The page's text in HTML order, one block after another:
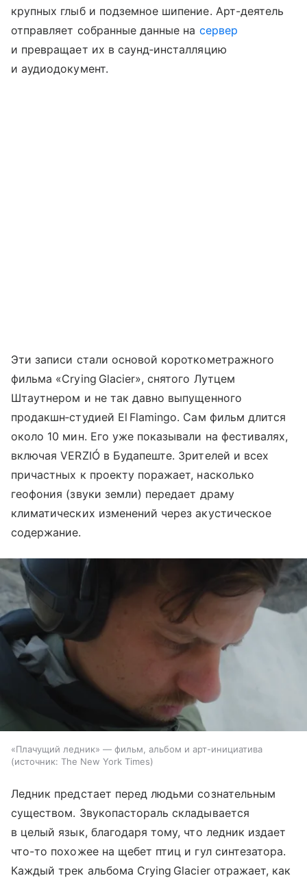
крупных глыб и подземное шипение. Арт-деятель
отправляет собранные данные на сервер
и превращает их в саунд‑инсталляцию
и аудиодокумент.
Эти записи стали основой короткометражного
фильма «Crying Glacier», снятого Лутцем
Штаутнером и не так давно выпущенного
продакшн‑студией El Flamingo. Сам фильм длится
около 10 мин. Его уже показывали на фестивалях,
включая VERZIÓ в Будапеште. Зрителей и всех
причастных к проекту поражает, насколько
геофония (звуки земли) передает драму
климатических изменений через акустическое
содержание.
«Плачущий ледник» — фильм, альбом и арт-инициатива
источник: The New York Times
Ледник предстает перед людьми сознательным
существом. Звукопастораль складывается
в целый язык, благодаря тому, что ледник издает
что-то похожее на щебет птиц и гул синтезатора.
Каждый трек альбома Crying Glacier отражает, как